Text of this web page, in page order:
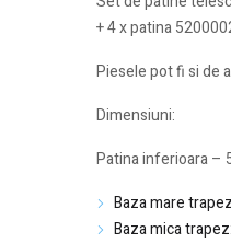
+ 4 x patina
Piesele pot fi si de
Dimensiuni:
Patina inferioara –
Baza mare
Baza mica